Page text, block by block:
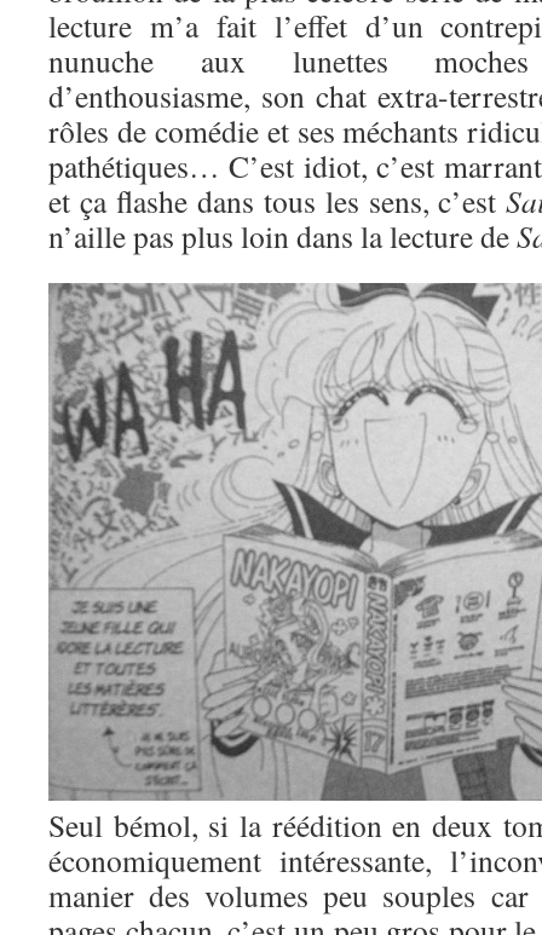
lecture m’a fait l’effet d’un
nunuche aux lunettes
d’enthousiasme, son chat extra-
rôles de comédie et ses méchants
pathétiques… C’est idiot, c’est
et ça flashe dans tous les sens, c’est
n’aille pas plus loin dans la lecture de
Seul bémol, si la réédition en deux
économiquement intéressante,
manier des volumes peu souples